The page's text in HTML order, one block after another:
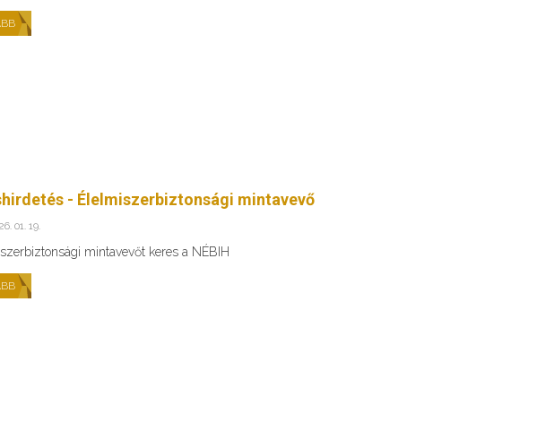
- Élelmiszerbiztonsági mintavevő
01. 19.
mintavevőt keres a NÉBIH